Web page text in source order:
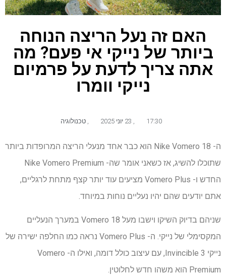
האם זה נעל הריצה הנוחה
ביותר של נייקי אי פעם? מה
אתה צריך לדעת על פרמיום
נייקי וומרו
17:30 טכנולוגיה
ה- Nike Vomero 18 הוא כבר אחד מנעלי הריצה המרופדות ביותר
שתוכלו להשיג, אז כשאני אומר שה- Nike Vomero Premium
החדש ו- Vomero Plus מציעים עוד יותר קצף מתחת לרגליים,
אתם יודעים שהם יהיו נעליים נוחות במיוחד.
שניהם בדיוק השיקו וישבו מעל Vomero 18 במערך הנעליים
המקסימלי של נייקי. ה- Vomero Plus נראה כמו החלפה ישירה של
נייקי Invincible 3, עם עיצוב כולל דומה, ואילו ה- Vomero
Premium הוא משהו חדש לחלוטין.